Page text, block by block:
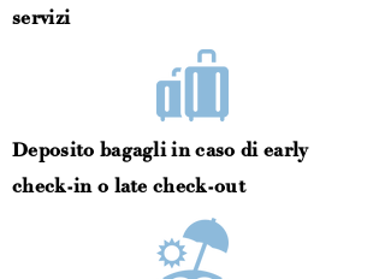
servizi
Deposito bagagli in caso di early
check-in o late check-out